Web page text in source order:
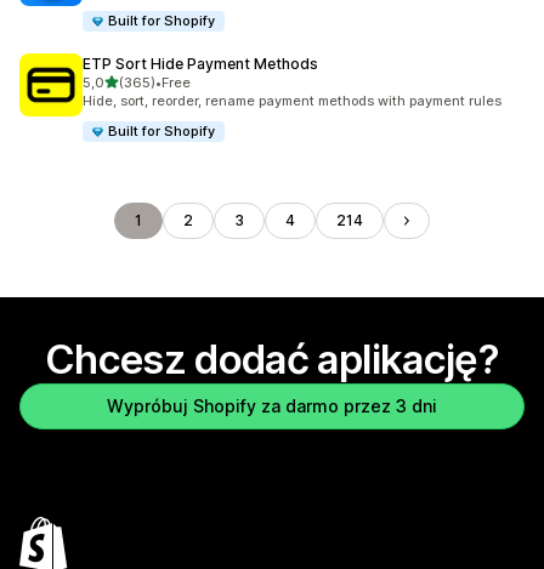
Built for Shopify
ETP Sort Hide Payment Methods
5,0na 5 gwiazdek
(365)
Łączna liczba recenzji: 365
•Free
Hide, sort, reorder, rename payment methods with payment rules
Built for Shopify
1 2 3 4 214
Chcesz dodać aplikację?
Wypróbuj Shopify za darmo przez 3 dni